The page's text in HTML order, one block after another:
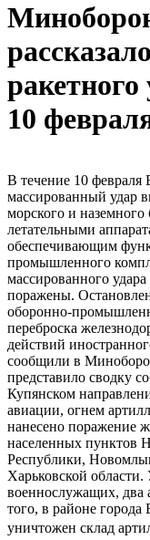
10
В течение 10
массированный удар
морского и
летательными
обеспечивающим
промышленного
массированного
поражены.
оборонно-​
переброска
действий
сообщили в
представило сводку
Купянском
авиации, огнем
нанесено поражение
населенных пунктов
Республики,
Харьковской
военнослужащих, два
того, в районе города
уничтожен склад